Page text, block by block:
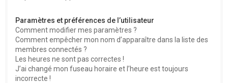
Paramètres et préférences de l’utilisateur
Comment modifier mes paramètres ?
Comment empêcher mon nom d’apparaître dans la liste des
membres connectés ?
Les heures ne sont pas correctes !
J’ai changé mon fuseau horaire et l’heure est toujours
incorrecte !